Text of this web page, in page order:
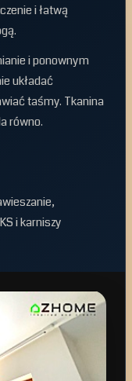
i łatwą
i ponownym
układać
taśmy. Tkanina
równo.
i karniszy